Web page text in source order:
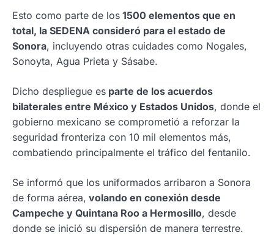
Esto como parte de los 1500 elementos que en
total, la SEDENA consideró para el estado de
Sonora, incluyendo otras cuidades como Nogales,
Sonoyta, Agua Prieta y Sásabe.
Dicho despliegue es parte de los acuerdos
bilaterales entre México y Estados Unidos, donde el
gobierno mexicano se comprometió a reforzar la
seguridad fronteriza con 10 mil elementos más,
combatiendo principalmente el tráfico del fentanilo.
Se informó que los uniformados arribaron a Sonora
de forma aérea, volando en conexión desde
Campeche y Quintana Roo a Hermosillo, desde
donde se inició su dispersión de manera terrestre.